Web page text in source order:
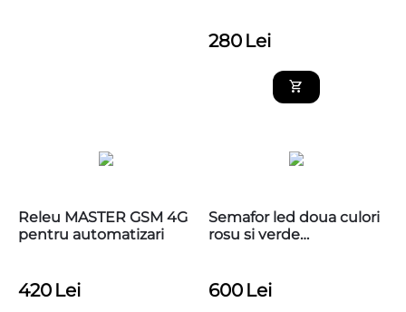
280 Lei
Releu MASTER GSM 4G
pentru automatizari
420 Lei
Semafor led doua culori
rosu si verde
600 Lei